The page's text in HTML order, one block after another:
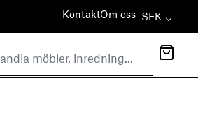
KontaktOm oss SEK